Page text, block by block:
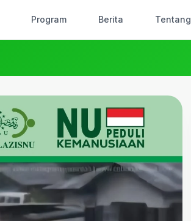
Program Berita Tentang